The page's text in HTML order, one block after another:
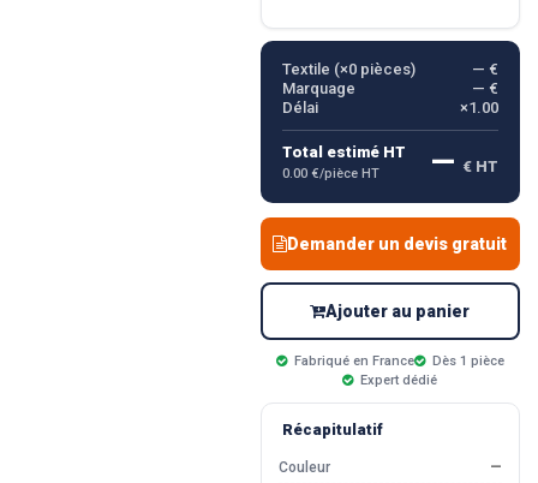
Textile (×0pièces)
— €
Marquage
— €
Délai
×1.00
Total estimé HT
0.00 €/pièce HT — € HT
Demander un devis gratuit
Ajouter au panier
Fabriqué en France
Dès 1 pièce
Expert dédié
Récapitulatif
Couleur
—